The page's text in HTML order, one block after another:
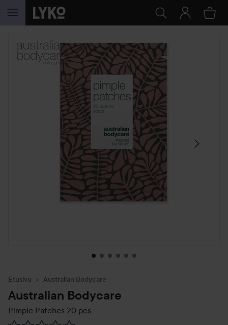
SIIRTYÄ JHK SISÄLTÖÖN
OHITA OSIO
Etusivu Australian Bodycare
Australian Bodycare
Pimple Patches 20 pcs